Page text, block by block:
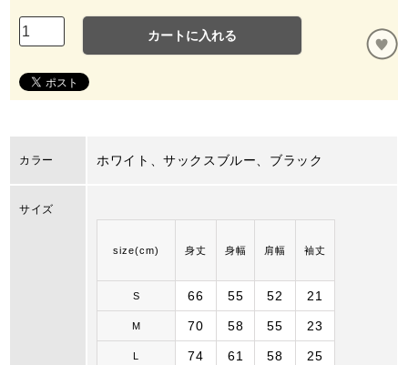
カートに入れる
カラー ホワイト、サックスブルー、ブラック
サイズ
size(cm) 身丈 身幅 肩幅 袖丈
S 66 55 52 21
M 70 58 55 23
L 74 61 58 25